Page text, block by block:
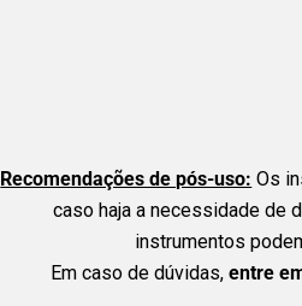
Recomendações de pós-uso: Os
caso haja a necessidade de
instrumentos
Em caso de dúvidas,entre